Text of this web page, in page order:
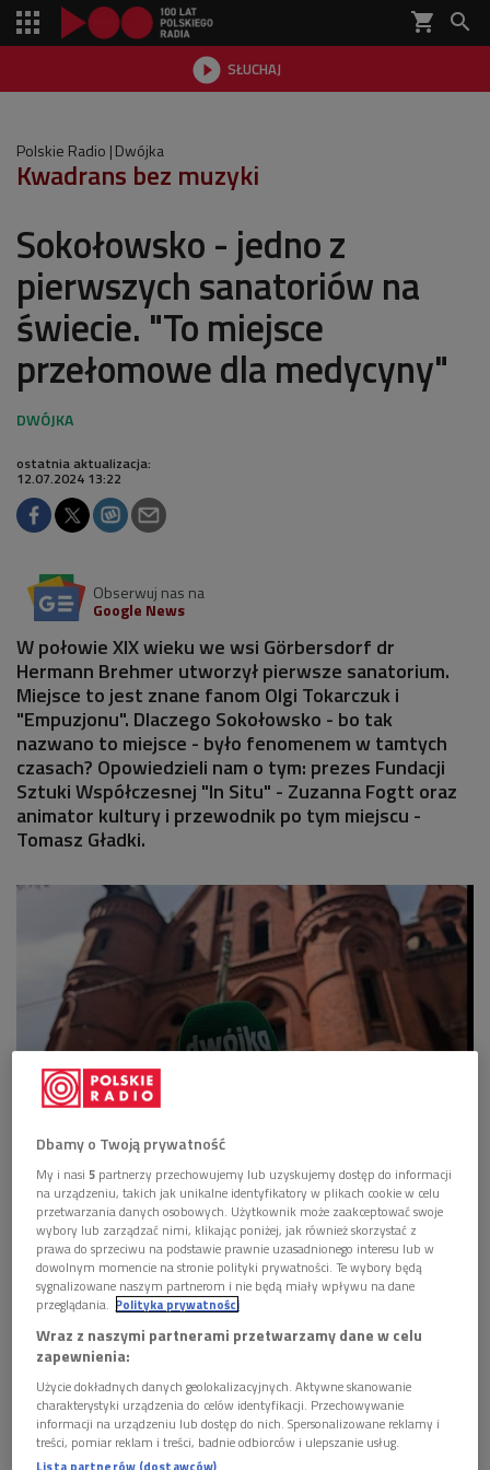
shopping_cart 
 SŁUCHAJ

Polskie Radio Dwójka
Kwadrans bez muzyki
Sokołowsko - jedno z
pierwszych sanatoriów na
świecie. "To miejsce
przełomowe dla medycyny"
ostatnia aktualizacja:
12.07.2024 13:22
Obserwuj nas na
Google News
W połowie XIX wieku we wsi Görbersdorf dr
Hermann Brehmer utworzył pierwsze sanatorium.
Miejsce to jest znane fanom Olgi Tokarczuk i
"Empuzjonu". Dlaczego Sokołowsko - bo tak
nazwano to miejsce - było fenomenem w tamtych
czasach? Opowiedzieli nam o tym: prezes Fundacji
Sztuki Współczesnej "In Situ" - Zuzanna Fogtt oraz
animator kultury i przewodnik po tym miejscu -
Tomasz Gładki.
Sokołowsko to jedno z pierwszych sanatorów na świecie
Radio/Monika Zając
Sokołowsko zostało założone w 1855 roku.
Budowa sanatorium trwała ponad 35 lat. W tym
czasie dobudowywano kolejne elementy budynku.
Metody leczenia gruźlicy opracowane przez dr.
Brehmera, wykorzystujące sprzyjający klimat
Sokołowska, były przełomem w medycynie.
Pierwsze na świecie specjalistyczne sanatorium dla gruźlików
zostało uruchomione w 1855 roku. Bliskim
Dbamy o Twoją prywatność
My i nasi5 partnerzy przechowujemy lub uzyskujemy dostęp do informacji
na urządzeniu, takich jak unikalne identyfikatory w plikach cookie w celu
przetwarzania danych osobowych. Użytkownik może zaakceptować swoje
wybory lub zarządzać nimi, klikając poniżej, jak również skorzystać z
prawa do sprzeciwu na podstawie prawnie uzasadnionego interesu lub w
dowolnym momencie na stronie polityki prywatności. Te wybory będą
sygnalizowane naszym partnerom i nie będą miały wpływu na dane
przeglądania. Polityka prywatności
Wraz z naszymi partnerami przetwarzamy dane w celu
zapewnienia:
Użycie dokładnych danych geolokalizacyjnych. Aktywne skanowanie
charakterystyki urządzenia do celów identyfikacji. Przechowywanie
informacji na urządzeniu lub dostęp do nich. Spersonalizowane reklamy i
treści, pomiar reklam i treści, badnie odbiorców i ulepszanie usług.
Lista partnerów (dostawców)